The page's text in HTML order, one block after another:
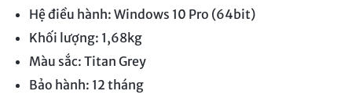
Hệ điều hành: Windows 10 Pro (64bit)
Khối lượng: 1,68kg
Màu sắc: Titan Grey
Bảo hành: 12 tháng